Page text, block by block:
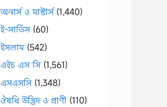
অনার্স ও মাস্টার্স(1,440)
ই-সার্ভিস(60)
ইসলাম(542)
এইচ এস সি(1,561)
এসএসসি(1,348)
ঔষধি উদ্ভিদ ও প্রাণী (110)